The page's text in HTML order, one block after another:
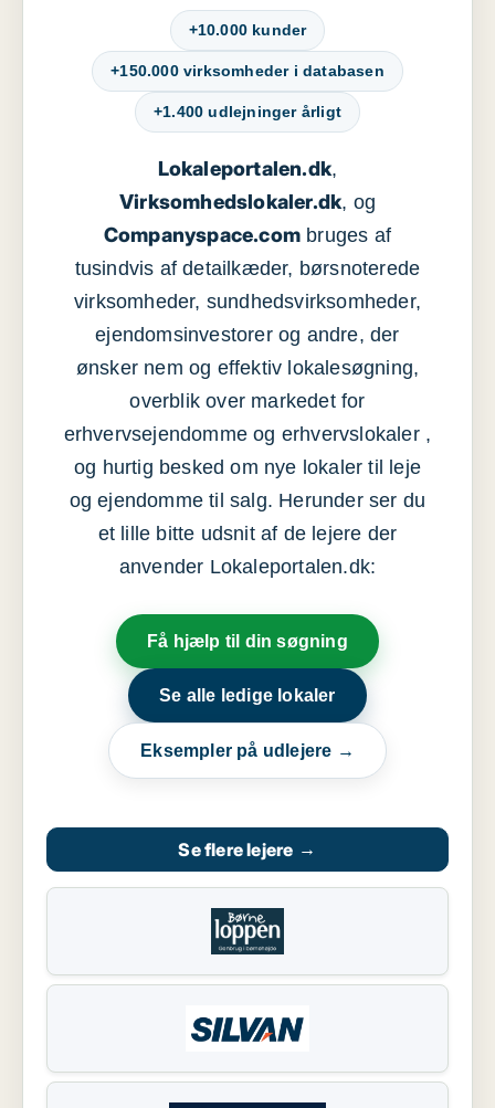
+10.000 kunder
+150.000 virksomheder i databasen
+1.400 udlejninger årligt
Lokaleportalen.dk,
Virksomhedslokaler.dk, og
Companyspace.com bruges af
tusindvis af detailkæder, børsnoterede
virksomheder, sundhedsvirksomheder,
ejendomsinvestorer og andre, der
ønsker nem og effektiv lokalesøgning,
overblik over markedet for
erhvervsejendomme og erhvervslokaler ,
og hurtig besked om nye lokaler til leje
og ejendomme til salg. Herunder ser du
et lille bitte udsnit af de lejere der
anvender Lokaleportalen.dk:
Få hjælp til din søgning
Se alle ledige lokaler
Eksempler på udlejere →
Se flere lejere →